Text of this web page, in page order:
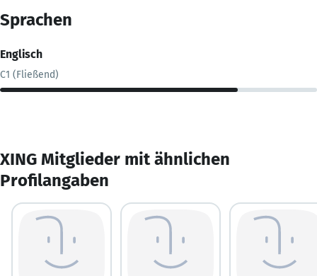
Sprachen
Englisch
C1 (Fließend)
XING Mitglieder mit ähnlichen
Profilangaben